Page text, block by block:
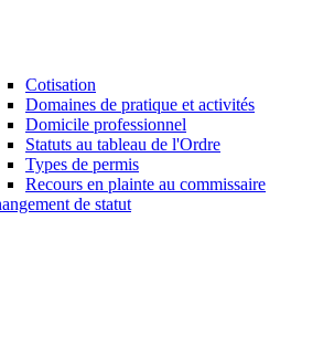
Cotisation
Domaines de pratique et activités
Domicile professionnel
Statuts au tableau de l'Ordre
Types de permis
Recours en plainte au commissaire
de statut